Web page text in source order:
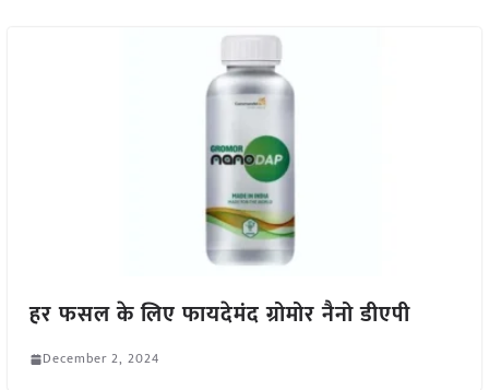
हर फसल के लिए फायदेमंद ग्रोमोर नैनो डीएपी
December 2, 2024